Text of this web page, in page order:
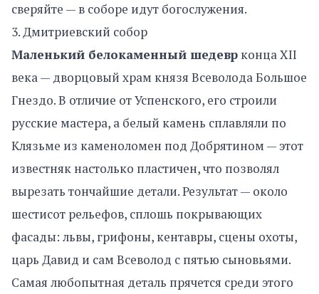
сверяйте — в соборе идут богослужения.
3. Дмитриевский собор
Маленький белокаменный шедевр конца XII
века — дворцовый храм князя Всеволода Большое
Гнездо. В отличие от Успенского, его строили
русские мастера, а белый камень сплавляли по
Клязьме из каменоломен под Добрятином — этот
известняк настолько пластичен, что позволял
вырезать тончайшие детали. Результат — около
шестисот рельефов, сплошь покрывающих
фасады: львы, грифоны, кентавры, сцены охоты,
царь Давид и сам Всеволод с пятью сыновьями.
Самая любопытная деталь прячется среди этого